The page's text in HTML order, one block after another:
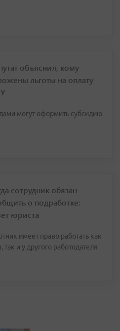
объяснил, кому
льготы на оплату
могут оформить субсидию
сотрудник обязан
о подработке:
юриста
имеет право работать как
и у другого работодателя